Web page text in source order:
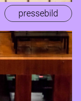
pressebild